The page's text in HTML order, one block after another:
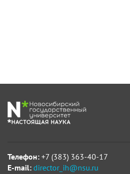
Телефон: +7 (383) 363-40-17
E-mail: director_ih@nsu.ru